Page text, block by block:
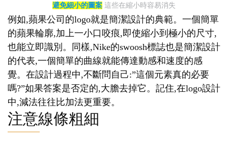
避免細小的圖案 這些在縮小時容易消失
例如,蘋果公司的logo就是簡潔設計的典範。一個簡單
的蘋果輪廓,加上一小口咬痕,即使縮小到極小的尺寸,
也能立即識別。同樣,Nike的swoosh標誌也是簡潔設計
的代表,一個簡單的曲線就能傳達動感和速度的感
覺。在設計過程中,不斷問自己:”這個元素真的必要
嗎?”如果答案是否定的,大膽去掉它。記住,在logo設計
中,減法往往比加法更重要。
注意線條粗細